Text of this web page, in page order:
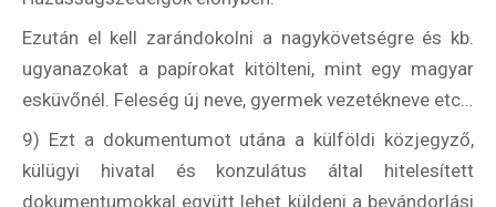
Ezután el kell zarándokolni a nagykövetségre és kb.
ugyanazokat a papírokat kitölteni, mint egy magyar
esküvőnél. Feleség új neve, gyermek vezetékneve etc…
9) Ezt a dokumentumot utána a külföldi közjegyző,
külügyi hivatal és konzulátus által hitelesített
dokumentumokkal együtt lehet küldeni a bevándorlási